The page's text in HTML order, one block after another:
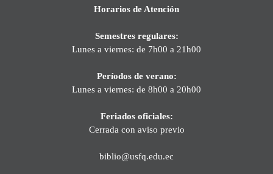
Horarios de Atención
Semestres regulares:
Lunes a viernes: de 7h00 a 21h00
Períodos de verano:
Lunes a viernes: de 8h00 a 20h00
Feriados oficiales:
Cerrada con aviso previo
biblio@usfq.edu.ec